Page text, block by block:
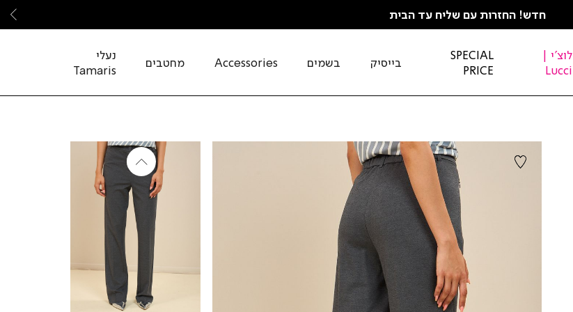
חדש! החזרות עם שליח עד הבית
לוצ'י |
Lucci
SPECIAL
PRICE
בייסיק בשמים Accessories מחטבים
נעלי
Tamaris